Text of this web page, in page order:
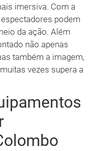
imersiva. Com a
podem
da ação. Além
não apenas
também a imagem,
vezes supera a